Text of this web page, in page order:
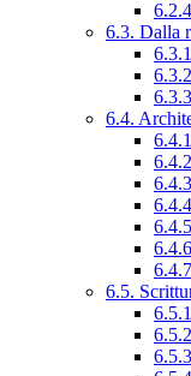
6.3. Dalla
6.4.
6.5.